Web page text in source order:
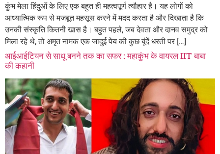
कुंभ मेला हिंदुओं के लिए एक बहुत ही महत्वपूर्ण त्यौहार है। यह लोगों को
आध्यात्मिक रूप से मजबूत महसूस करने में मदद करता है और दिखाता है कि
उनकी संस्कृति कितनी खास है। बहुत पहले, जब देवता और दानव समुद्र को
मिला रहे थे, तो अमृत नामक एक जादुई पेय की कुछ बूंदें धरती पर […]
आईआईटियन से साधू बनने तक का सफर : महाकुंभ के वायरल IIT बाबा
की कहानी